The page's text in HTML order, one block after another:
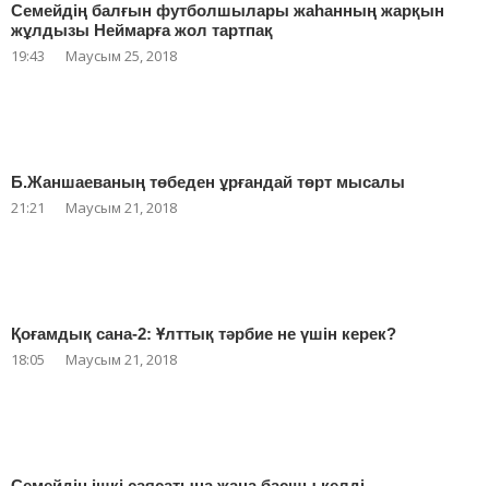
Семейдің балғын футболшылары жаһанның жарқын
жұлдызы Неймарға жол тартпақ
19:43 Маусым 25, 2018
Б.Жаншаеваның төбеден ұрғандай төрт мысалы
21:21 Маусым 21, 2018
Қоғамдық сана-2: Ұлттық тәрбие не үшін керек?
18:05 Маусым 21, 2018